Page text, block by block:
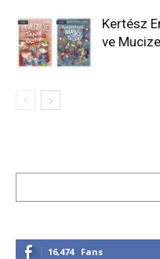
Kertész
ve
16,474 Fans